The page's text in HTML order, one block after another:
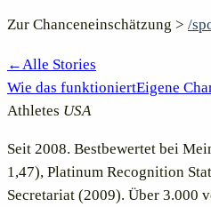
Zur Chanceneinschätzung > /
←Alle Stories
Wie das funktioniertEigene
Athletes USA
Seit 2008. Bestbewertet bei
1,47), Platinum Recognition
Secretariat (2009). Über 3.000